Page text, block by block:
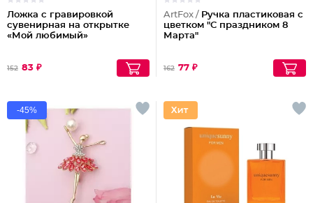
Ложка с гравировкой
сувенирная на открытке
«Мой любимый»
152 83 ₽
ArtFox / Ручка пластиковая с
цветком "С праздником 8
Марта"
162 77 ₽
-45%